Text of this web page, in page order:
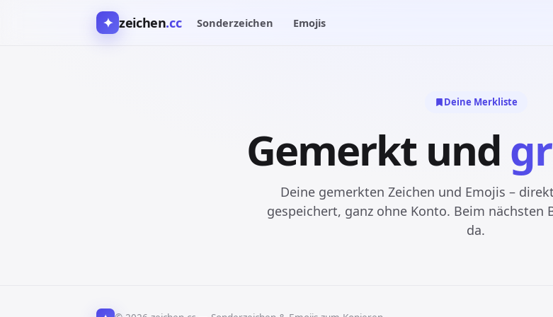
✦ zeichen.cc Sonderzeichen Emojis
Deine Merkliste
Gemerkt und
Deine gemerkten Zeichen und Emojis –
gespeichert, ganz ohne Konto. Beim nächsten
da.